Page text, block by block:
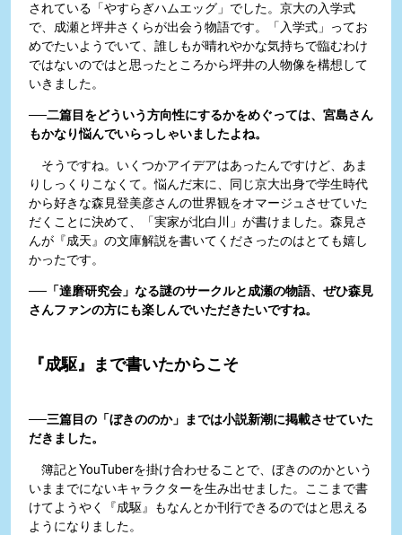
されている「やすらぎハムエッグ」でした。京大の入学式
で、成瀬と坪井さくらが出会う物語です。「入学式」ってお
めでたいようでいて、誰しもが晴れやかな気持ちで臨むわけ
ではないのではと思ったところから坪井の人物像を構想して
いきました。
──二篇目をどういう方向性にするかをめぐっては、宮島さん
もかなり悩んでいらっしゃいましたよね。
そうですね。いくつかアイデアはあったんですけど、あま
りしっくりこなくて。悩んだ末に、同じ京大出身で学生時代
から好きな森見登美彦さんの世界観をオマージュさせていた
だくことに決めて、「実家が北白川」が書けました。森見さ
んが『成天』の文庫解説を書いてくださったのはとても嬉し
かったです。
──「達磨研究会」なる謎のサークルと成瀬の物語、ぜひ森見
さんファンの方にも楽しんでいただきたいですね。
『成駆』まで書いたからこそ
──三篇目の「ぼきののか」までは小説新潮に掲載させていた
だきました。
簿記とYouTuberを掛け合わせることで、ぼきののかという
いままでにないキャラクターを生み出せました。ここまで書
けてようやく『成駆』もなんとか刊行できるのではと思える
ようになりました。